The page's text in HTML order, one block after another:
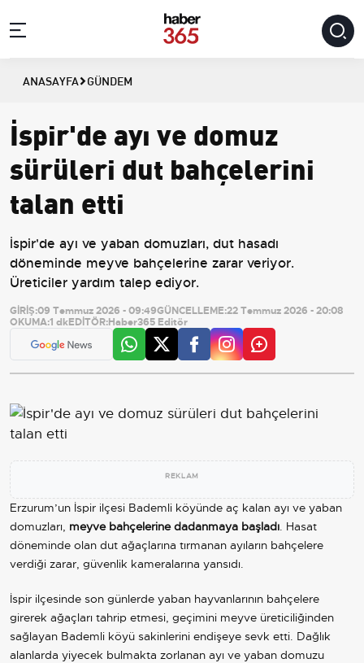
ANASAYFA GÜNDEM
İspir'de ayı ve domuz
sürüleri dut bahçelerini
talan etti
İspir'de ayı ve yaban domuzları, dut hasadı
döneminde meyve bahçelerine zarar veriyor.
Üreticiler yardım talep ediyor.
GİRİŞ:09 Temmuz 2026 - 09:49GÜNCELLEME:22 Temmuz 2026 - 20:08
OKUMA:1 dkEDİTÖR:Haber365 Editör
REKLAM
Erzurum’un İspir ilçesi Bademli köyünde aç kalan ayı ve yaban
domuzları, meyve bahçelerine dadanmaya başladı. Hasat
döneminde olan dut ağaçlarına tırmanan ayıların bahçelere
verdiği zarar, güvenlik kameralarına yansıdı.
İspir ilçesinde son günlerde yaban hayvanlarının bahçelere
girerek ağaçları tahrip etmesi, geçimini meyve üreticiliğinden
sağlayan Bademli köyü sakinlerini endişeye sevk etti. Dağlık
alanlarda yiyecek bulmakta zorlanan ayı ve yaban domuzu